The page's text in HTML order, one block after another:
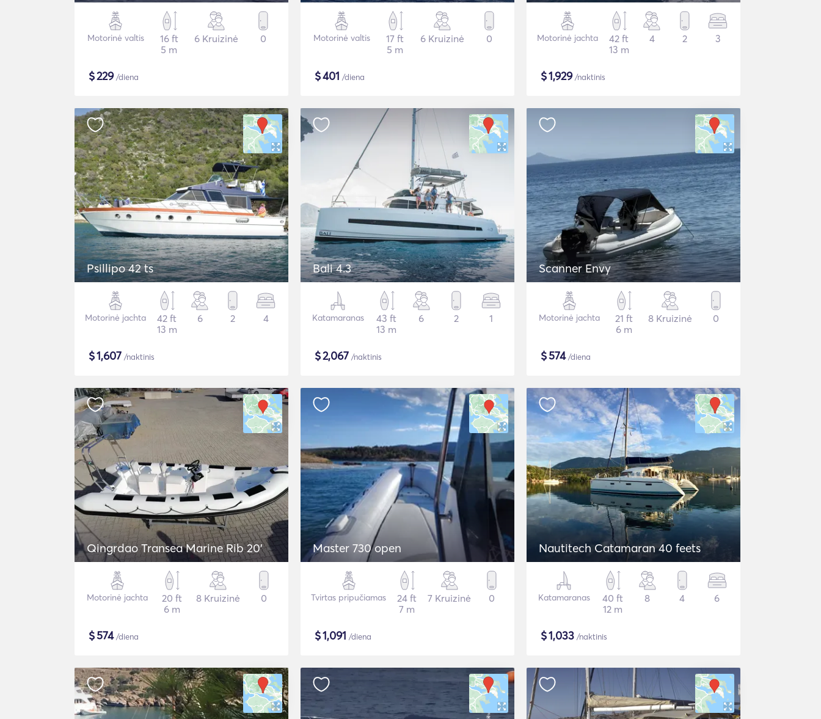
Motorinė valtis
16 ft
5 m
6 Kruizinė 0
$229/diena
Motorinė valtis
17 ft
5 m
6 Kruizinė 0
$401 /diena
Motorinė jachta
42 ft
13 m
4 2 3
$1,929/naktinis
Psillipo 42 ts
Motorinė jachta
42 ft
13 m
6 2 4
$1,607 /naktinis
Bali 4.3
Katamaranas
43 ft
13 m
6 2 1
$2,067 /naktinis
Scanner Envy
Motorinė jachta
21 ft
6 m
8 Kruizinė 0
$574/diena
Qingrdao Transea Marine Rib 20'
Motorinė jachta
20 ft
6 m
8 Kruizinė 0
$574/diena
Master 730 open
Tvirtas pripučiamas
24 ft
7 m
7 Kruizinė 0
$1,091 /diena
Nautitech Catamaran 40 feets
Katamaranas
40 ft
12 m
8 4 6
$1,033 /naktinis